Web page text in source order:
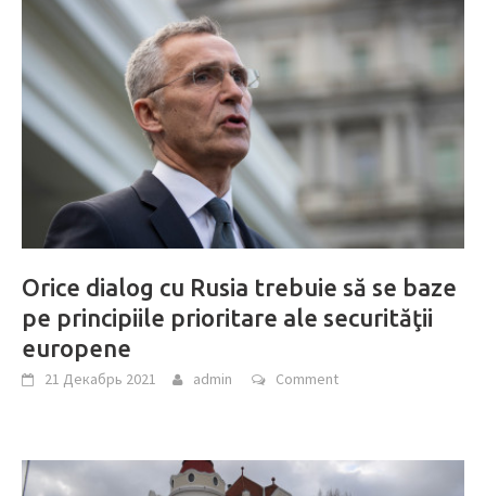
Orice dialog cu Rusia trebuie să se baze
pe principiile prioritare ale securităţii
europene
21 Декабрь 2021 admin Comment